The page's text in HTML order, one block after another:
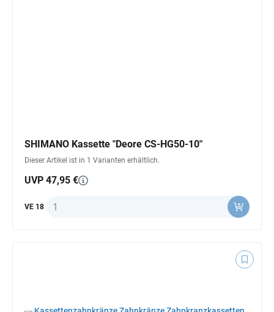
SHIMANO Kassette "Deore CS-HG50-10"
Dieser Artikel ist in 1 Varianten erhältlich.
UVP 47,95 €
VE 18 Anzahl